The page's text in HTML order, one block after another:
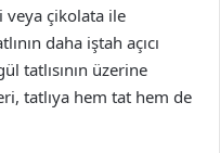
veya çikolata ile
daha iştah açıcı
tatlısının üzerine
tatlıya hem tat hem de